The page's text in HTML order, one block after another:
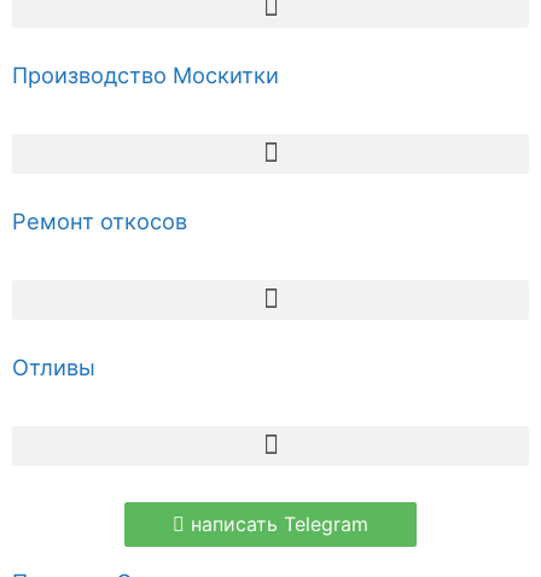
Производство Москитки
Ремонт откосов
Отливы
написать Telegram